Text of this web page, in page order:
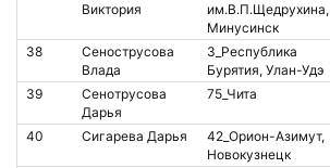
Виктория
им.В.П.Щедрухина,
Минусинск
38
Сенострусова
Влада
3_Республика
Бурятия, Улан-Удэ
39
Сенотрусова
Дарья
75_Чита
40 Сигарева Дарья
42_Орион-Азимут,
Новокузнецк